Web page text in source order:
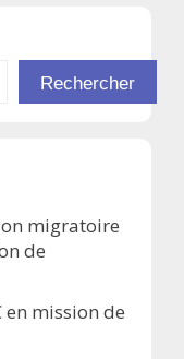
Rechercher
migratoire
de
en mission de